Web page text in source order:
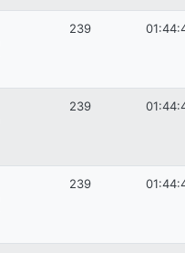
239
239
239